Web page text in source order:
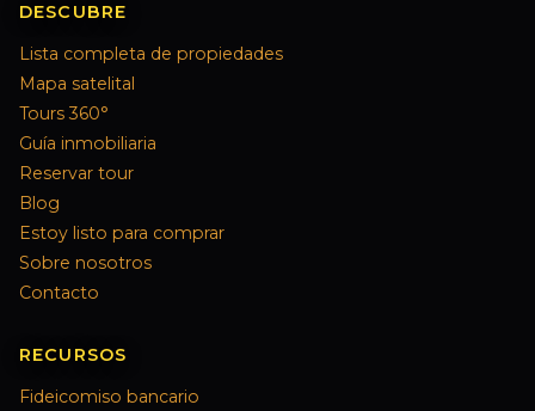
DESCUBRE
Lista completa de propiedades
Mapa satelital
Tours 360°
Guía inmobiliaria
Reservar tour
Blog
Estoy listo para comprar
Sobre nosotros
Contacto
RECURSOS
Fideicomiso bancario